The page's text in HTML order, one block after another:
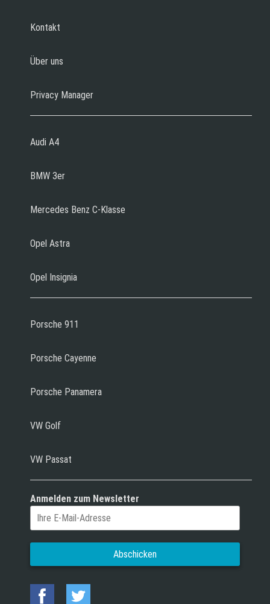
Kontakt
Über uns
Privacy Manager
Audi A4
BMW 3er
Mercedes Benz C-Klasse
Opel Astra
Opel Insignia
Porsche 911
Porsche Cayenne
Porsche Panamera
VW Golf
VW Passat
Anmelden zum Newsletter